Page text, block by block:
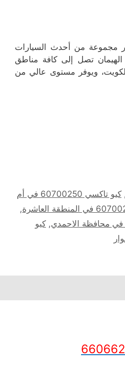
مجموعة من أحدث السيارات
تصل إلى كافة مناطق
ويوفر مستوى عالي من
كيو تاكسي 60700250 في أم
,
, كيو